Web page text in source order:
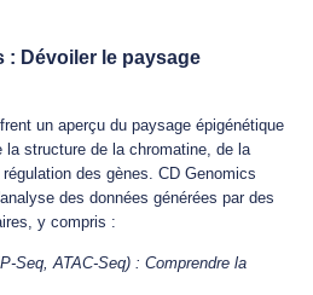
: Dévoiler le paysage
un aperçu du paysage épigénétique
structure de la chromatine, de la
des gènes. CD Genomics
des données générées par des
y compris :
Seq, ATAC-Seq) : Comprendre la